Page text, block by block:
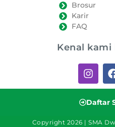
Brosur
Karir
FAQ
Kenal
Daftar
Copyright 2026 | SMA